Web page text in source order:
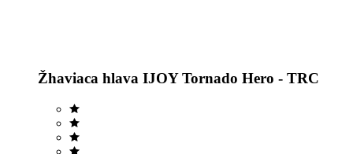
Žhaviaca hlava IJOY Tornado Hero - TRC